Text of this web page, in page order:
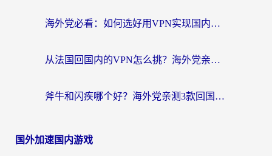
海外党必看：如何选好用VPN实现国内资源无缝访问？从越南到全球都适用
从法国回国内的VPN怎么挑？海外党亲测：稳定、多端、安全才是关键
斧牛和闪疾哪个好？海外党亲测3款回国加速器，教你选到不踩坑的那一款
国外加速国内游戏